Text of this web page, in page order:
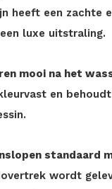
heeft een zachte
luxe uitstraling.
mooi na het
en
standaard
wordt